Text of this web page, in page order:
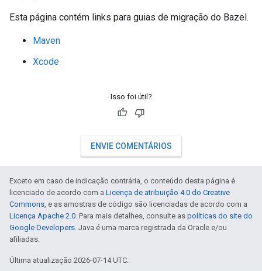
Esta página contém links para guias de migração do Bazel.
Maven
Xcode
Isso foi útil?
ENVIE COMENTÁRIOS
Exceto em caso de indicação contrária, o conteúdo desta página é
licenciado de acordo com a Licença de atribuição 4.0 do Creative
Commons, e as amostras de código são licenciadas de acordo com a
Licença Apache 2.0. Para mais detalhes, consulte as políticas do site do
Google Developers. Java é uma marca registrada da Oracle e/ou
afiliadas.
Última atualização 2026-07-14 UTC.